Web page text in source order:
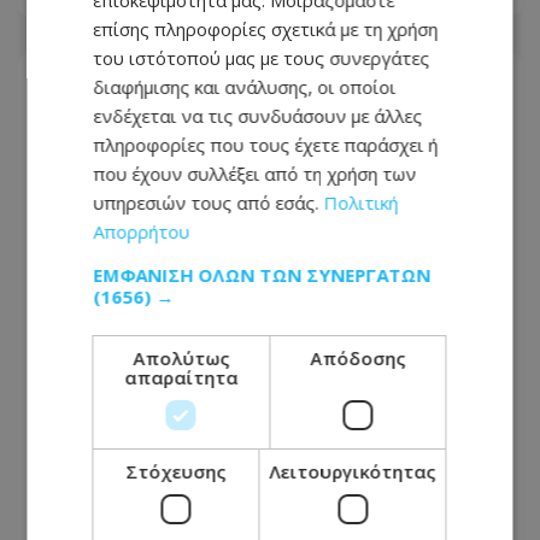
Ραγδαίες εξελίξεις με το σοβαρό
τροχαίο στη Λευκωσία - Χειροπέδες
στην σύζυγο του 27χρονου, κρίσιμες
ώρες για τον 16χρονο
επίσης πληροφορίες σχετικά με τη χρήση
του ιστότοπού μας με τους συνεργάτες
διαφήμισης και ανάλυσης, οι οποίοι
ενδέχεται να τις συνδυάσουν με άλλες
πληροφορίες που τους έχετε παράσχει ή
που έχουν συλλέξει από τη χρήση των
υπηρεσιών τους από εσάς. Πολιτική
Απορρήτου
ΕΜΦΆΝΙΣΗ ΌΛΩΝ ΤΩΝ ΣΥΝΕΡΓΑΤΏΝ
(1656) →
Απολύτως
απαραίτητα
Απόδοσης
Στόχευσης Λειτουργικότητας